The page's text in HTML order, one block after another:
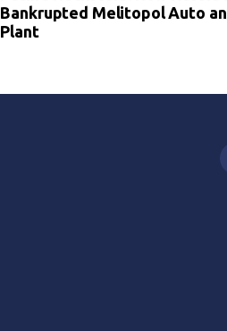
Bankrupted Melitopol Auto
Plant